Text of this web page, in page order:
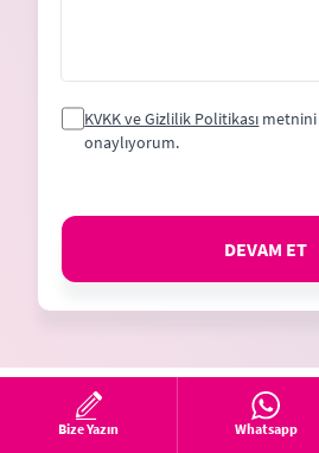
KVKK ve Gizlilik Politikası
onaylıyorum.
DEVAM ET
Bize Yazın Whatsapp